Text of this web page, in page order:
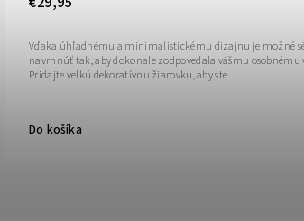
Do košíka
Vďaka úhľadnému a minimalistickému dizajnu je možné
navrhnúť tak, aby dokonale zodpovedala vášmu osobnému
Pridajte veľkú dekoratívnu žiarovku, aby ste...